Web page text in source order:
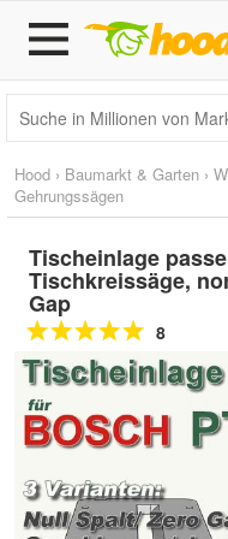
Hood › Baumarkt & Garten ›
Gehrungssägen
Tischeinlage
Tischkreissäge,
Gap
8